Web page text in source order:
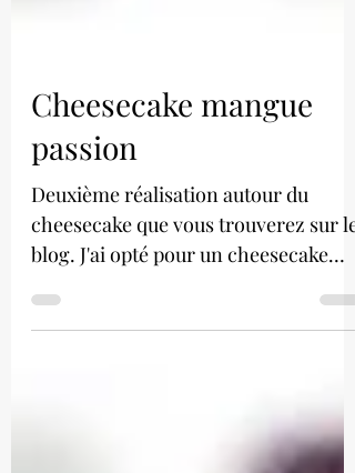
Cheesecake mangue
passion
Deuxième réalisation autour du
cheesecake que vous trouverez sur le
blog. J'ai opté pour un cheesecake
mangue passion.